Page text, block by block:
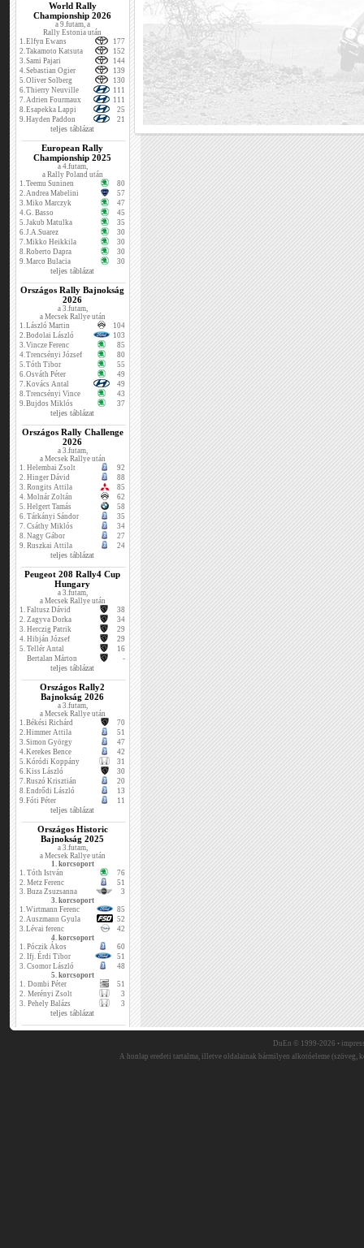
World Rally
Championship 2026
a 9.futam, a
Rally Estonia után
1.Elfyn Ewans
177
2.Takamoto Katsuta
152
3.Sami Pajari
144
4.Sebastian Ogier
139
5.Oliver Solberg
130
6.Thierry Neuville
111
7.Adrien Fourmaux
111
8.Esapekka Lappi
25
9.Hayden Paddon 21
teljes táblázat
European Rally
Championship 2025
a 4.futam,
a Rally Poland után
1.Teemu Suninen
80
2.Andrea Mabelini
57
3.Miko Marczyk
47
4.G. Basso
45
5.Jakub Matulka
35
6.J.A.Suarez
30
7.Mikko Heikkila
30
8.Roberto Dapra
30
9.Marco Bulacia 30
teljes táblázat
Országos Rally Bajnokság
2026
a 3.futam,
a Mecsek Rallye után
1.László Martin
104
2.Bodolai László
103
3.Vincze Ferenc
85
4.Trencsényi József
80
5.Tóth Tibor
55
6.Osváth Péter
49
7.Kovács Antal
49
8.Trencsényi Vince
43
9.Bujdos Miklós 37
teljes táblázat
Országos Rally Challenge
2026
a 3.futam,
a Mecsek Rallye után
1. Helembai Zsolt
92
2. Hinger Dávid
88
3. Rongits Attila
85
4. Molnár Zoltán
62
5. Helgert Tamás
58
6. Tárkányi Sándor
35
7. Csáthy Miklós
34
8. Nagy Gábor
27
9. Ruszkai Attila 24
teljes táblázat
Peugeot 208 Rally4 Cup
Hungary
a 3.futam,
a Mecsek Rallye után
1. Faltusz Dávid
38
2. Zagyva Dorka
34
3. Herczig Patrik
29
4. Hibján József
29
5. Tellér Antal
16
Bertalan Márton
-
teljes táblázat
Országos Rally2
Bajnokság 2026
a 3.futam,
a Mecsek Rallye után
1.Békési Richárd
70
2.Himmer Attila
51
3.Simon György
47
4.Kerekes Bence
42
5.Kóródi Koppány
31
6.Kiss László
30
7.Ruszó Krisztián
20
8.Endrődi László
13
9.Fóti Péter 11
teljes táblázat
Országos Historic
Bajnokság 2025
a 3.futam,
a Mecsek Rallye után
1. korcsoport
1. Tóth István
76
2. Metz Ferenc
51
3. Buza Zsuzsanna
3
3. korcsoport
1.Wirtmann Ferenc
85
2.Auszmann Gyula
52
3.Lévai ferenc
42
4. korcsoport
1. Póczik Ákos
60
2. Ifj. Érdi Tibor
51
3. Csomor László
48
5. korcsoport
1. Dombi Péter
51
2. Merényi Zsolt
3
3. Pehely Balázs 3
teljes táblázat
DuEn © 1999-2026 •
A honlap eredeti tartalma, illetve oldalainak bármilyen alkotóeleme (szöveg,